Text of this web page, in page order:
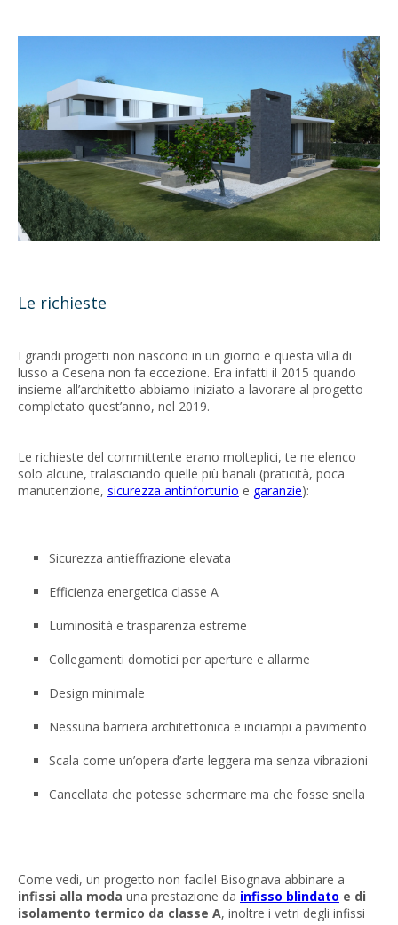
Le richieste
I grandi progetti non nascono in un giorno e questa villa di
lusso a Cesena non fa eccezione. Era infatti il 2015 quando
insieme all’architetto abbiamo iniziato a lavorare al progetto
completato quest’anno, nel 2019.
Le richieste del committente erano molteplici, te ne elenco
solo alcune, tralasciando quelle più banali (praticità, poca
manutenzione, sicurezza antinfortunio e garanzie):
Sicurezza antieffrazione elevata
Efficienza energetica classe A
Luminosità e trasparenza estreme
Collegamenti domotici per aperture e allarme
Design minimale
Nessuna barriera architettonica e inciampi a pavimento
Scala come un’opera d’arte leggera ma senza vibrazioni
Cancellata che potesse schermare ma che fosse snella
Come vedi, un progetto non facile! Bisognava abbinare a
infissi alla moda una prestazione da infisso blindato e di
isolamento termico da classe A, inoltre i vetri degli infissi